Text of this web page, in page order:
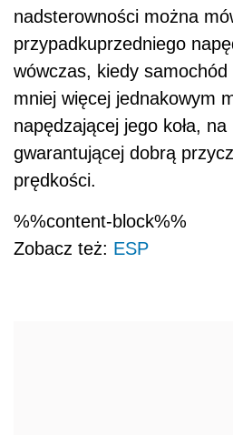
nadsterowności można
przypadkuprzedniego
wówczas, kiedy
mniej więcej jednakowym
napędzającej jego koła,
gwarantującej dobrą
prędkości.
%%content-block%%
Zobacz też: ESP